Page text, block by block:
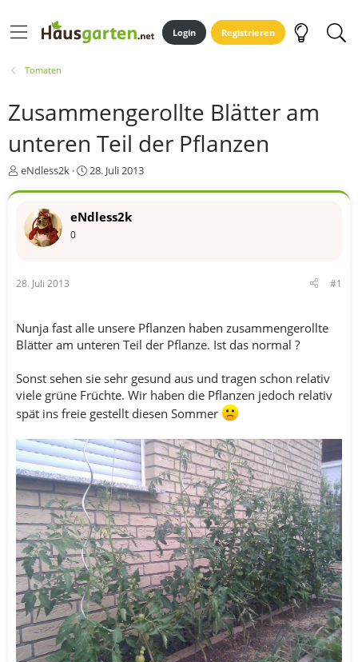
Login Registrieren
Tomaten
Zusammengerollte Blätter am
unteren Teil der Pflanzen
E
e
r
eNdless2k
E
t
28. Juli 2013
eNdless2k
0
28. Juli 2013 #1
Nunja fast alle unsere Pflanzen haben zusammengerollte
Blätter am unteren Teil der Pflanze. Ist das normal ?
Sonst sehen sie sehr gesund aus und tragen schon relativ
viele grüne Früchte. Wir haben die Pflanzen jedoch relativ
spät ins freie gestellt diesen Sommer